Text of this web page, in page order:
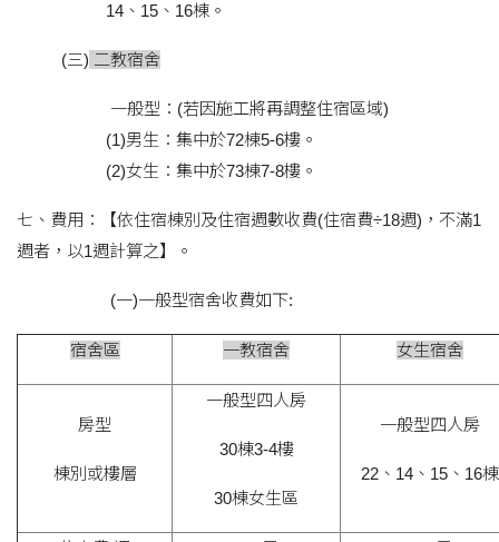
14、15、16棟。
(三) 二教宿舍
一般型：(若因施工將再調整住宿區域)
(1)男生：集中於72棟5-6樓。
(2)女生：集中於73棟7-8樓。
七、費用：【依住宿棟別及住宿週數收費(住宿費÷18週)，不滿1
週者，以1週計算之】。
(一)一般型宿舍收費如下:
宿舍區 一教宿舍 女生宿舍
房型
棟別或樓層
一般型四人房
30棟3-4樓
30棟女生區
一般型四人房
22、14、15、16棟